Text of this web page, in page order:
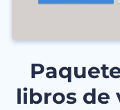
libros de